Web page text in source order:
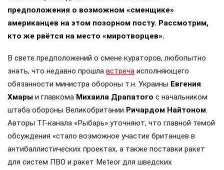
предположения о возможном «сменщике»
американцев на этом позорном посту. Рассмотрим,
кто же рвётся на место «миротворцев».
В свете предположений о смене кураторов, любопытно
знать, что недавно прошла встреча исполняющего
обязанности министра обороны т.н. Украины Евгения
Хмары и главкома Михаила Драпатого с начальником
штаба обороны Великобритании Ричардом Найтоном.
Авторы ТГ-канала «Рыбарь» уточняют, что главной темой
обсуждения «стало возможное участие британцев в
антибаллистических проектах, а также поставки ракет
для систем ПВО и ракет Meteor для шведских